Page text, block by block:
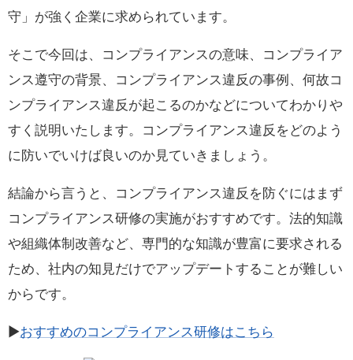
守」が強く企業に求められています。
そこで今回は、コンプライアンスの意味、コンプライア
ンス遵守の背景、コンプライアンス違反の事例、何故コ
ンプライアンス違反が起こるのかなどについてわかりや
すく説明いたします。コンプライアンス違反をどのよう
に防いでいけば良いのか見ていきましょう。
結論から言うと、コンプライアンス違反を防ぐにはまず
コンプライアンス研修の実施がおすすめです。法的知識
や組織体制改善など、専門的な知識が豊富に要求される
ため、社内の知見だけでアップデートすることが難しい
からです。
▶おすすめのコンプライアンス研修はこちら